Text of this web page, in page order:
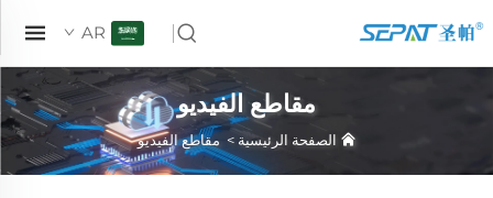
AR
مقاطع الفيديو
الصفحة الرئيسية > مقاطع الفيديو